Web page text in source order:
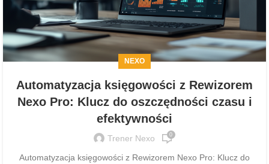
NEXO
Automatyzacja księgowości z Rewizorem
Nexo Pro: Klucz do oszczędności czasu i
efektywności
Trener Nexo 0
Automatyzacja księgowości z Rewizorem Nexo Pro: Klucz do